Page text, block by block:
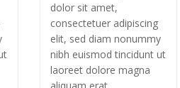
dolor sit amet,
consectetuer adipiscing
elit, sed diam nonummy
nibh euismod tincidunt ut
laoreet dolore magna